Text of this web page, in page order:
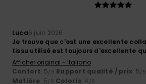
Luca6 juin 2026
Je trouve que c'est une excellente
tissu utilisé est toujours d'excellente
Afficher original - Italiano
Confort: 5/5 Rapport qualité / prix: 5/5
Matière: 5/5 Coloris: 4 /5